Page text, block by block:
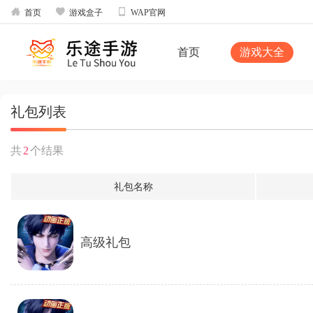
 首页  游戏盒子  WAP官网
首页 游戏大全
礼包列表
共2个结果
礼包名称
高级礼包